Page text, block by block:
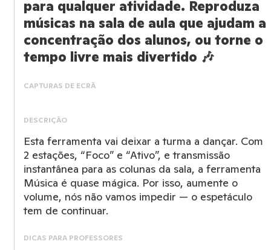
para qualquer atividade. Reproduza
músicas na sala de aula que ajudam a
concentração dos alunos, ou torne o
tempo livre mais divertido 🎶
CAPTURAS DE ECRÃ
DESCRIÇÃO
Esta ferramenta vai deixar a turma a dançar. Com
2 estações, “Foco” e “Ativo”, e transmissão
instantânea para as colunas da sala, a ferramenta
Música é quase mágica. Por isso, aumente o
volume, nós não vamos impedir — o espetáculo
tem de continuar.
DICAS PARA PROFESSORES